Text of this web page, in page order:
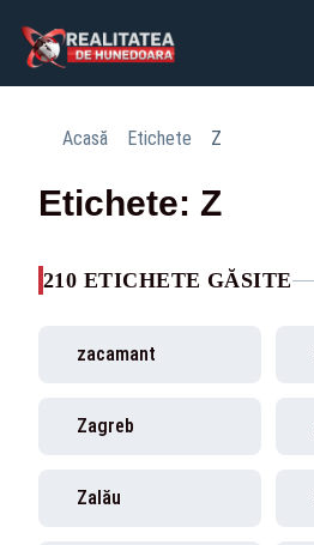
Acasă Etichete Z
Etichete: Z
210 ETICHETE GĂSITE
zacamant
Zagreb
Zalău